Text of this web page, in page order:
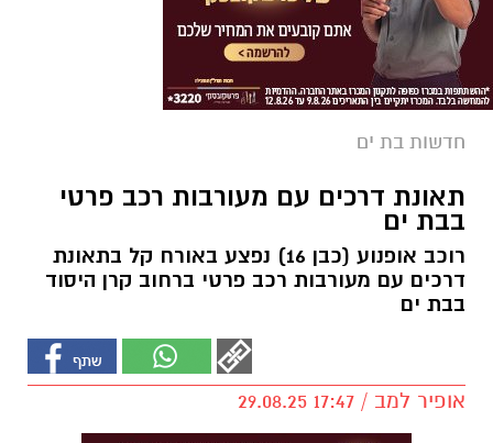
חדשות בת ים
תאונת דרכים עם מעורבות רכב פרטי
בבת ים
רוכב אופנוע (כבן 16) נפצע באורח קל בתאונת
דרכים עם מעורבות רכב פרטי ברחוב קרן היסוד
בבת ים
אופיר למב / 17:47 29.08.25